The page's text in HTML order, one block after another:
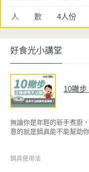
人 數 4人份
好食光小講堂
10撇
無論你是年輕的新手煮廚
意的就是鍋具能不能幫助
因此金鑽不沾系列的鍋具
鍋具使用法